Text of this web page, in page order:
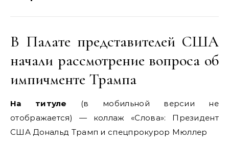
В Палате представителей США
начали рассмотрение вопроса об
импичменте Трампа
На титуле (в мобильной версии не
отображается) — коллаж «Слова»: Президент
США Дональд Трамп и спецпрокурор Мюллер